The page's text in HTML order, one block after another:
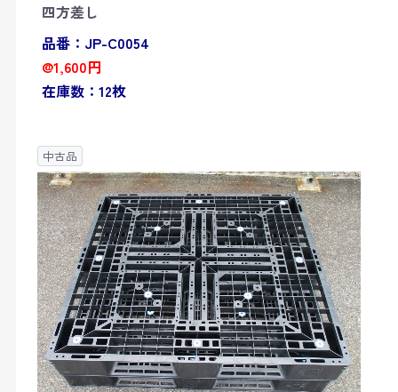
四方差し
品番：JP-C0054
@1,600円
在庫数：12枚
中古品